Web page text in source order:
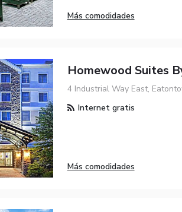
Más comodidades
Homewood Suites
4 Industrial Way East,
Internet gratis
Más comodidades